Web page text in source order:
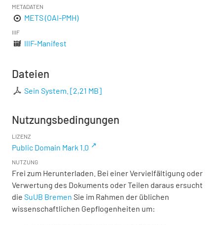
METADATEN
METS (OAI-PMH)
IIIF
IIIF-Manifest
Dateien
Sein System. [2,21 MB]
Nutzungsbedingungen
LIZENZ
Public Domain Mark 1.0
NUTZUNG
Frei zum Herunterladen. Bei einer Vervielfältigung oder
Verwertung des Dokuments oder Teilen daraus ersucht
die SuUB Bremen Sie im Rahmen der üblichen
wissenschaftlichen Gepflogenheiten um: